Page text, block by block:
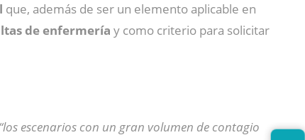
que, además de ser un elemento aplicable en
de enfermería y como criterio para solicitar
“los escenarios con un gran volumen de contagio